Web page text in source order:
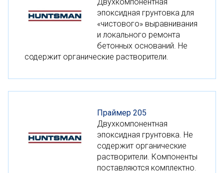
эпоксидная грунтовка для
«чистового» выравнивания
и локального ремонта
бетонных оснований. Не
содержит органические растворители.
Праймер 205
Двухкомпонентная
эпоксидная грунтовка. Не
содержит органические
растворители. Компоненты
поставляются комплектно.